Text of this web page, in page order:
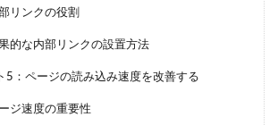
リンクの役割
的な内部リンクの設置方法
5：ページの読み込み速度を改善する
ジ速度の重要性